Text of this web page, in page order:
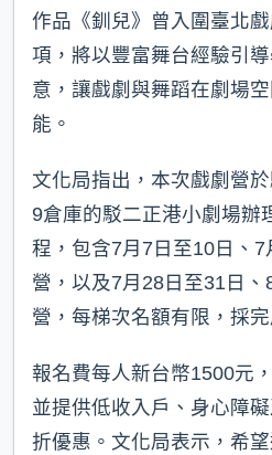
作品《釧兒》曾入圍臺北
項，將以豐富舞台經驗引
意，讓戲劇與舞蹈在劇場
能。
文化局指出，本次戲劇營
9倉庫的駁二正港小劇場辦
程，包含7月7日至10日、
營，以及7月28日至31日
營，每梯次名額有限，採
報名費每人新台幣1500元
並提供低收入戶、身心障
折優惠。文化局表示，希